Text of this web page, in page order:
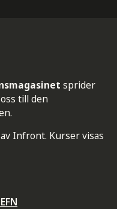
sprider
till den
Infront. Kurser visas